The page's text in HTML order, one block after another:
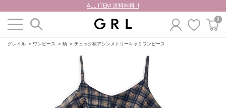
ALL ITEM 送料無料 !!
0
グレイル ワンピース 柄 チェック柄アシンメトリーキャミワンピース